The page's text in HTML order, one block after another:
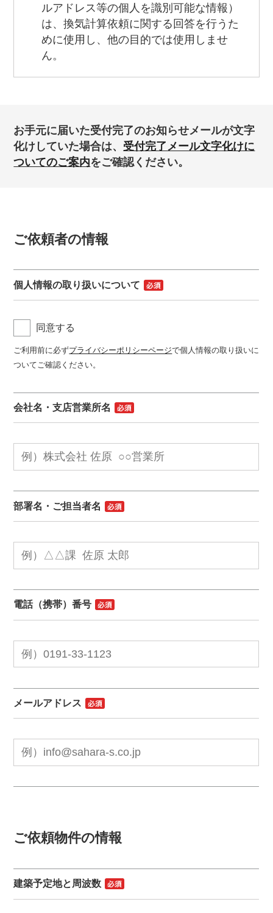
ルアドレス等の個人を識別可能な情報）
は、換気計算依頼に関する回答を行うた
めに使用し、他の目的では使用しませ
ん。
お手元に届いた受付完了のお知らせメールが文字
化けしていた場合は、 受付完了メール文字化けに
ついてのご案内をご確認ください。
ご依頼者の情報
個人情報の取り扱いについて
同意する
ご利用前に必ずプライバシーポリシーページで個人情報の取り扱いに
ついてご確認ください。
会社名・支店営業所名
部署名・ご担当者名
電話（携帯）番号
メールアドレス
ご依頼物件の情報
建築予定地と周波数